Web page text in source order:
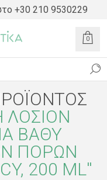
+30 210 9530229
0
ΛΟΣΙΌΝ
ΒΑΘΎ
ΠΌΡΩΝ
200 ML